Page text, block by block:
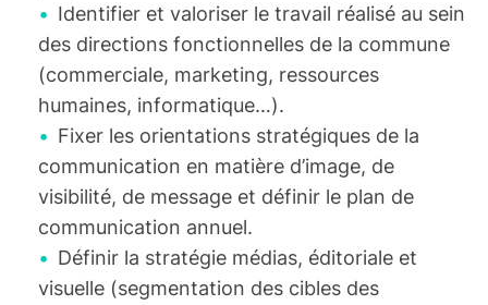
Identifier et valoriser le travail réalisé au sein
des directions fonctionnelles de la commune
(commerciale, marketing, ressources
humaines, informatique…).
Fixer les orientations stratégiques de la
communication en matière d’image, de
visibilité, de message et définir le plan de
communication annuel.
Définir la stratégie médias, éditoriale et
visuelle (segmentation des cibles des